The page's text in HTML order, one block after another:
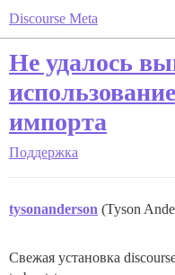
Discourse Meta
Не удалось
импорта
Поддержка
tysonanderson (Tyson
Свежая установка